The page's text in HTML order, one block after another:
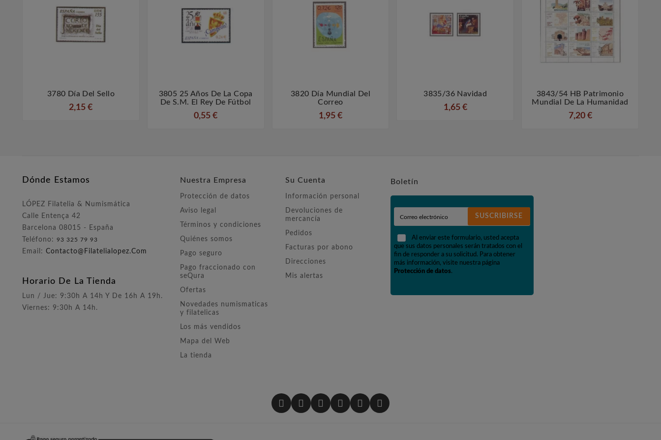
 
3780 Día Del Sello
2,15 €
 
3805 25 Años De La Copa
De S.M. El Rey De Fútbol
0,55 €
 
3820 Día Mundial Del
Correo
1,95 €
 
3835/36 Navidad
1,65 €
 
3843/54 HB Patrimonio
Mundial De La Humanidad
7,20 €
Dónde Estamos
LÓPEZ Filatelia & Numismática
Calle Entença 42
Barcelona 08015 - España
Teléfono: 93 325 79 93
Email: Contacto@filatelialopez.com
Horario De La Tienda
Lun / Jue: 9:30h A 14h Y De 16h A 19h.
Viernes: 9:30h A 14h.
Nuestra Empresa
Protección de datos
Aviso legal
Términos y condiciones
Quiénes somos
Pago seguro
Pago fraccionado con
seQura
Ofertas
Novedades numismaticas
y filatelicas
Los más vendidos
Mapa del Web
La tienda
Su Cuenta
Información personal
Devoluciones de
mercancía
Pedidos
Facturas por abono
Direcciones
Mis alertas
Boletín
SUSCRIBIRSE
Al enviar este formulario, usted acepta
que sus datos personales serán tratados con el
fin de responder a su solicitud. Para obtener
más información, visite nuestra página
Protección de datos.